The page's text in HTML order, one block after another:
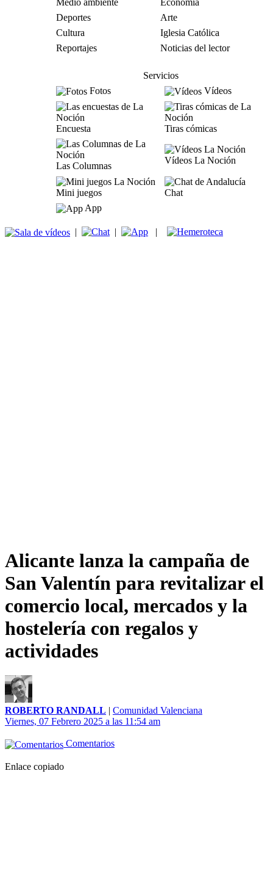
Medio ambiente
Economía
Deportes
Arte
Cultura
Iglesia Católica
Reportajes
Noticias del lector
Servicios
Fotos
Vídeos
Encuesta Tiras cómicas
Las Columnas
Vídeos La Noción
Mini juegos
Chat
App
| | |
Alicante lanza la campaña de
San Valentín para revitalizar el
comercio local, mercados y la
hostelería con regalos y
actividades
ROBERTO RANDALL | Comunidad Valenciana
Viernes, 07 Febrero 2025 a las 11:54 am
Comentarios
Enlace copiado